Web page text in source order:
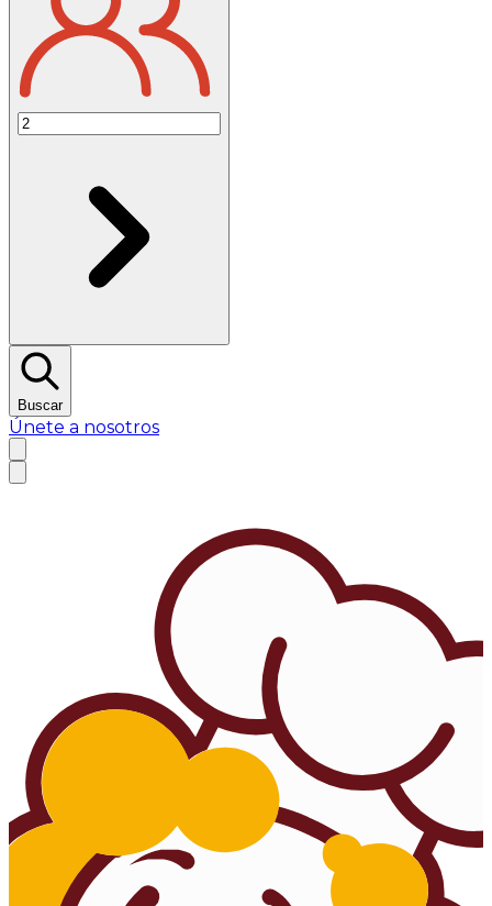
Buscar
Únete a nosotros